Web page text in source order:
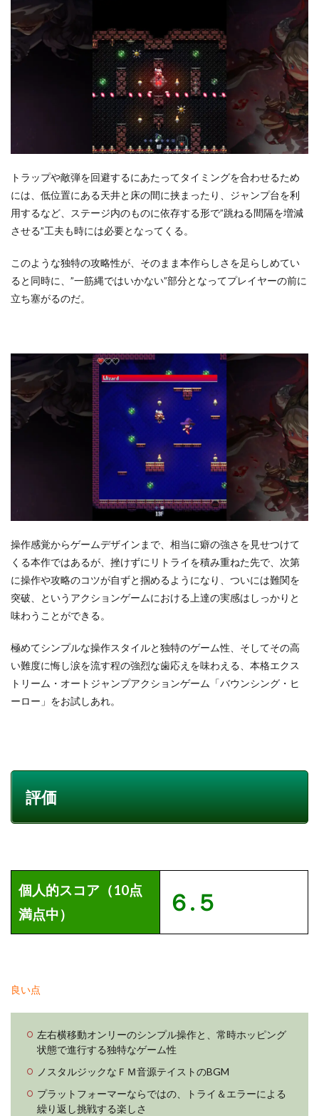
トラップや敵弾を回避するにあたってタイミングを合わせるため
には、低位置にある天井と床の間に挟まったり、ジャンプ台を利
用するなど、ステージ内のものに依存する形で”跳ねる間隔を増減
させる”工夫も時には必要となってくる。
このような独特の攻略性が、そのまま本作らしさを足らしめてい
ると同時に、”一筋縄ではいかない”部分となってプレイヤーの前に
立ち塞がるのだ。
操作感覚からゲームデザインまで、相当に癖の強さを見せつけて
くる本作ではあるが、挫けずにリトライを積み重ねた先で、次第
に操作や攻略のコツが自ずと掴めるようになり、ついには難関を
突破、というアクションゲームにおける上達の実感はしっかりと
味わうことができる。
極めてシンプルな操作スタイルと独特のゲーム性、そしてその高
い難度に悔し涙を流す程の強烈な歯応えを味わえる、本格エクス
トリーム・オートジャンプアクションゲーム「バウンシング・ヒ
ーロー」をお試しあれ。
評価
個人的スコア（10点
満点中）
６.５
良い点
左右横移動オンリーのシンプル操作と、常時ホッピング
状態で進行する独特なゲーム性
ノスタルジックなＦＭ音源テイストのBGM
プラットフォーマーならではの、トライ＆エラーによる
繰り返し挑戦する楽しさ